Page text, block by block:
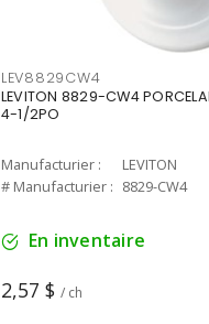
LEV8829CW4
LEVITON 8829-CW4
4-1/2PO
Manufacturier :
LEVITON
# Manufacturier : 8829-CW4
En inventaire
2,57 $ / ch